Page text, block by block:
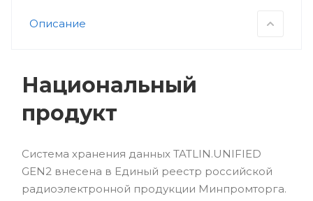
Описание
Национальный
продукт
Система хранения данных TATLIN.UNIFIED
GEN2 внесена в Единый реестр российской
радиоэлектронной продукции Минпромторга.